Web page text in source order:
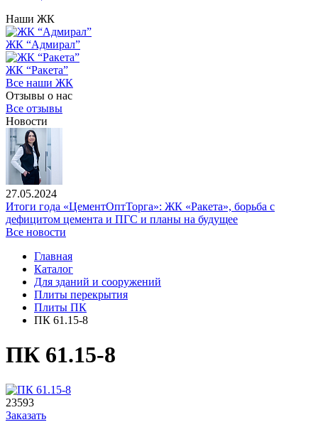
Наши ЖК
ЖК “Адмирал”
ЖК “Ракета”
Все наши ЖК
Отзывы о нас
Все отзывы
Новости
27.05.2024
Итоги года «ЦементОптТорга»: ЖК «Ракета», борьба с
дефицитом цемента и ПГС и планы на будущее
Все новости
Главная
Каталог
Для зданий и сооружений
Плиты перекрытия
Плиты ПК
ПК 61.15-8
ПК 61.15-8
23593
Заказать